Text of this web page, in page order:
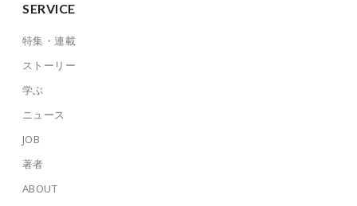
SERVICE
特集・連載
ストーリー
学ぶ
ニュース
JOB
著者
ABOUT